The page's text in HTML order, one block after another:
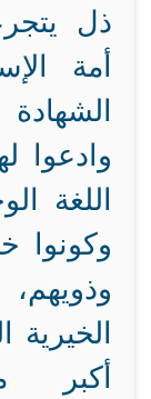
ذل
أمة
وادعوا
اللغة
وكونوا
الخيرية
أكبر